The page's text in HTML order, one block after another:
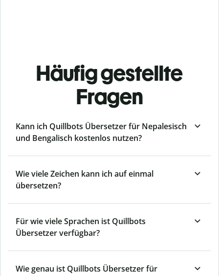
Häufig gestellte
Fragen
Kann ich Quillbots Übersetzer für Nepalesisch
und Bengalisch kostenlos nutzen?
Wie viele Zeichen kann ich auf einmal
übersetzen?
Für wie viele Sprachen ist Quillbots
Übersetzer verfügbar?
Wie genau ist Quillbots Übersetzer für